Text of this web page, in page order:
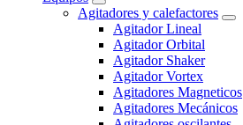
Agitadores y calefactores
Agitador Lineal
Agitador Orbital
Agitador Shaker
Agitador Vortex
Agitadores Magneticos
Agitadores Mecánicos